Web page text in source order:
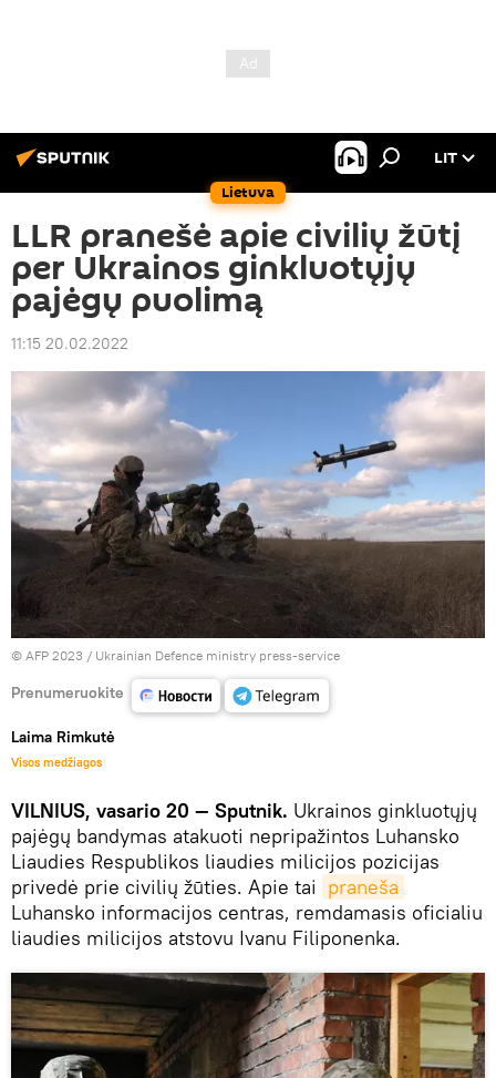
Lietuva
LIT
LLR pranešė apie civilių žūtį
per Ukrainos ginkluotųjų
pajėgų puolimą
11:15 20.02.2022
© AFP 2023 / Ukrainian Defence ministry press-service
Prenumeruokite
Laima Rimkutė
Visos medžiagos
VILNIUS, vasario 20 — Sputnik. Ukrainos ginkluotųjų
pajėgų bandymas atakuoti nepripažintos Luhansko
Liaudies Respublikos liaudies milicijos pozicijas
privedė prie civilių žūties. Apie tai praneša
Luhansko informacijos centras, remdamasis oficialiu
liaudies milicijos atstovu Ivanu Filiponenka.